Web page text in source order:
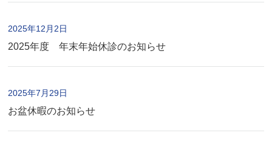
2025年12月2日
2025年度 年末年始休診のお知らせ
2025年7月29日
お盆休暇のお知らせ